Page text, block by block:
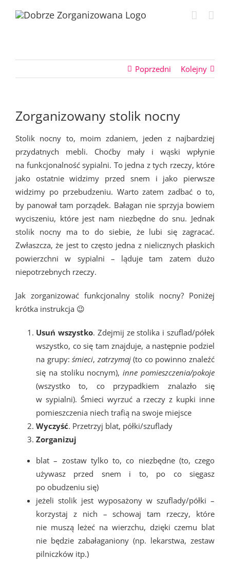
Poprzedni Kolejny
Zorganizowany stolik nocny
Stolik nocny to, moim zdaniem, jeden z najbardziej
przydatnych mebli. Choćby mały i wąski wpłynie
na funkcjonalność sypialni. To jedna z tych rzeczy, które
jako ostatnie widzimy przed snem i jako pierwsze
widzimy po przebudzeniu. Warto zatem zadbać o to,
by panował tam porządek. Bałagan nie sprzyja bowiem
wyciszeniu, które jest nam niezbędne do snu. Jednak
stolik nocny ma to do siebie, że lubi się zagracać.
Zwłaszcza, że jest to często jedna z nielicznych płaskich
powierzchni w sypialni – ląduje tam zatem dużo
niepotrzebnych rzeczy.
Jak zorganizować funkcjonalny stolik nocny? Poniżej
krótka instrukcja 😉
Usuń wszystko. Zdejmij ze stolika i szuflad/półek
wszystko, co się tam znajduje, a następnie podziel
na grupy:śmieci, zatrzymaj(to co powinno znaleźć
się na stoliku nocnym),inne pomieszczenia/pokoje
(wszystko to, co przypadkiem znalazło się
w sypialni). Śmieci wyrzuć a rzeczy z kupki inne
pomieszczenia niech trafią na swoje miejsce
Wyczyść. Przetrzyj blat, półki/szuflady
Zorganizuj
blat – zostaw tylko to, co niezbędne (to, czego
używasz przed snem i to, po co sięgasz
po obudzeniu się)
jeżeli stolik jest wyposażony w szuflady/półki –
korzystaj z nich – schowaj tam rzeczy, które
nie muszą leżeć na wierzchu, dzięki czemu blat
nie będzie zabałaganiony (np. lekarstwa, zestaw
pilniczków itp.)